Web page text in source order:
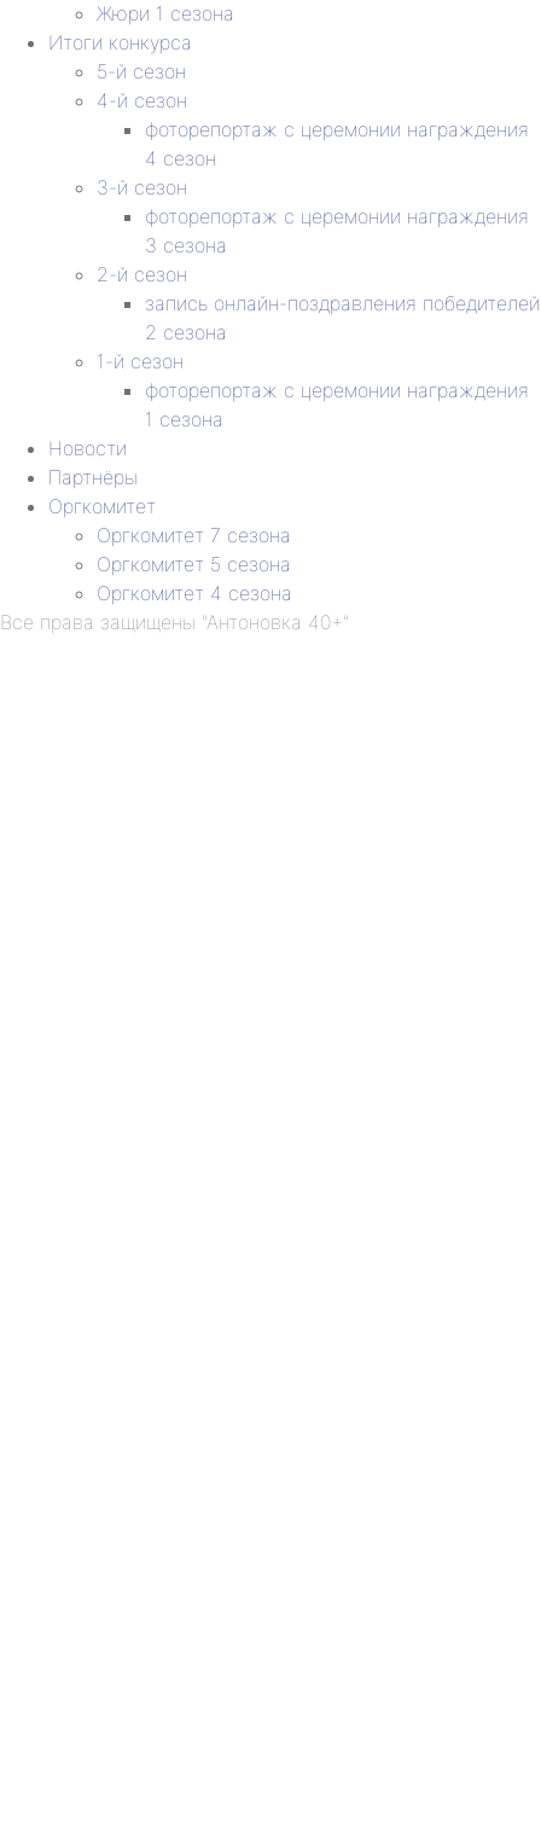
Жюри 1 сезона
Итоги конкурса
5-й сезон
4-й сезон
фоторепортаж с церемонии награждения
4 сезон
3-й сезон
фоторепортаж с церемонии награждения
3 сезона
2-й сезон
запись онлайн-поздравления победителей
2 сезона
1-й сезон
фоторепортаж с церемонии награждения
1 сезона
Новости
Партнёры
Оргкомитет
Оргкомитет 7 сезона
Оргкомитет 5 сезона
Оргкомитет 4 сезона
Все права защищены "Антоновка 40+"